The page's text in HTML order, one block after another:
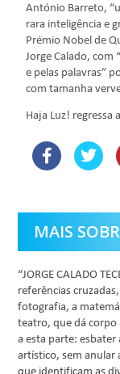
António Barreto,
rara inteligência e
Prémio Nobel de
Jorge Calado, com
e pelas palavras”
com tamanha
Haja Luz! regressa
MAIS
“JORGE CALADO
referências
fotografia, a
teatro, que dá corpo
a esta parte:
artístico, sem anular